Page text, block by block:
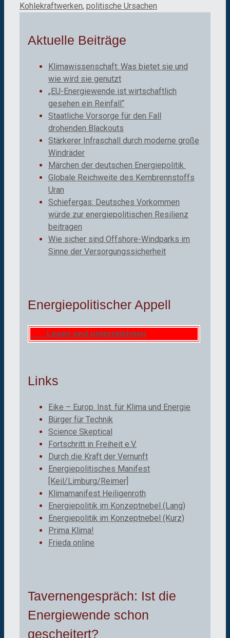
Kohlekraftwerken, politische Ursachen
Aktuelle Beiträge
Klimawissenschaft: Was bietet sie und
wie wird sie genutzt
„EU-Energiewende ist wirtschaftlich
gesehen ein Reinfall“
Staatliche Vorsorge für den Fall
drohenden Blackouts
Stärkerer Infraschall durch moderne große
Windräder
Märchen der deutschen Energiepolitik
Globale Reichweite des Kernbrennstoffs
Uran
Schiefergas: Deutsches Vorkommen
würde zur energiepolitischen Resilienz
beitragen
Wie sicher sind Offshore-Windparks im
Sinne der Versorgungssicherheit
Energiepolitischer Appell
Lesen und unterzeichnen
Links
Eike – Europ. Inst. für Klima und Energie
Bürger für Technik
Science Skeptical
Fortschritt in Freiheit e.V.
Durch die Kraft der Vernunft
Energiepolitisches Manifest
[Keil/Limburg/Reimer]
Klimamanifest Heiligenroth
Energiepolitik im Konzeptnebel (Lang)
Energiepolitik im Konzeptnebel (Kurz)
Prima Klima!
Frieda online
Tavernengespräch: Ist die
Energiewende schon
gescheitert?